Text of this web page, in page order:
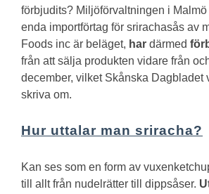
förbjudits? Miljöförvaltningen i
enda importförtag för srirachasås av
Foods inc är beläget, har därmed
från att sälja produkten vidare från
december, vilket Skånska Dagbladet
skriva om.
Hur uttalar man sriracha?
Kan ses som en form av
till allt från nudelrätter till dippsåser.